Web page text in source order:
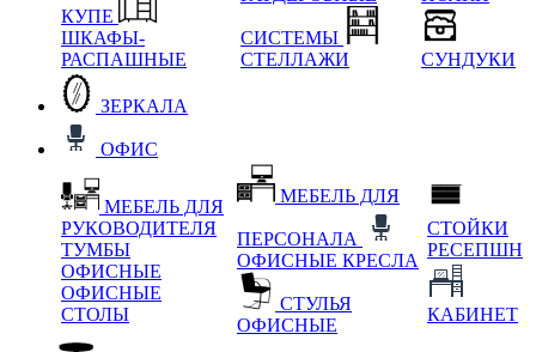
КУПЕ
ШКАФЫ-
РАСПАШНЫЕ
СИСТЕМЫ
СТЕЛЛАЖИ
СУНДУКИ
ЗЕРКАЛА
ОФИС
МЕБЕЛЬ ДЛЯ
РУКОВОДИТЕЛЯ
ТУМБЫ
ОФИСНЫЕ
ОФИСНЫЕ
СТОЛЫ
МЕБЕЛЬ ДЛЯ
ПЕРСОНАЛА
ОФИСНЫЕ КРЕСЛА
СТУЛЬЯ
ОФИСНЫЕ
СТОЙКИ
РЕСЕПШН
КАБИНЕТ